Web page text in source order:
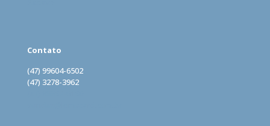
Contato
(47) 99604-6502
(47) 3278-3962